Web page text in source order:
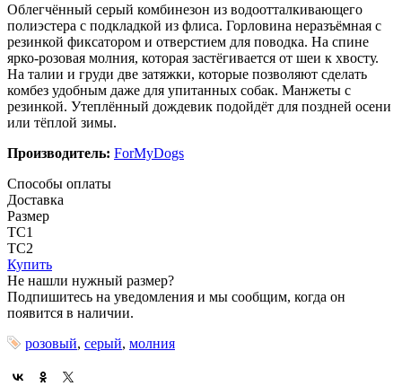
Облегчённый серый комбинезон из водоотталкивающего
полиэстера с подкладкой из флиса. Горловина неразъёмная с
резинкой фиксатором и отверстием для поводка. На спине
ярко-розовая молния, которая застёгивается от шеи к хвосту.
На талии и груди две затяжки, которые позволяют сделать
комбез удобным даже для упитанных собак. Манжеты с
резинкой. Утеплённый дождевик подойдёт для поздней осени
или тёплой зимы.
Производитель: ForMyDogs
Способы оплаты
Доставка
Размер
ТС1
ТС2
Купить
Не нашли нужный размер?
Подпишитесь на уведомления и мы сообщим, когда он
появится в наличии.
розовый, серый, молния